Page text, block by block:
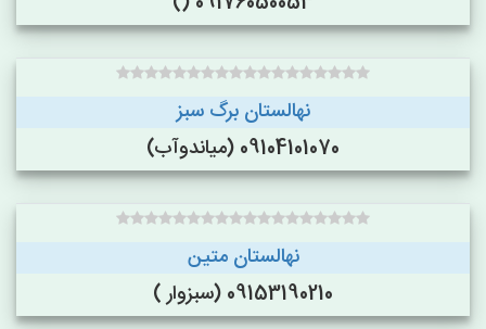
نهالستان برگ سبز
09104101070 (میاندوآب)
نهالستان متین
09153190210 (سبزوار )